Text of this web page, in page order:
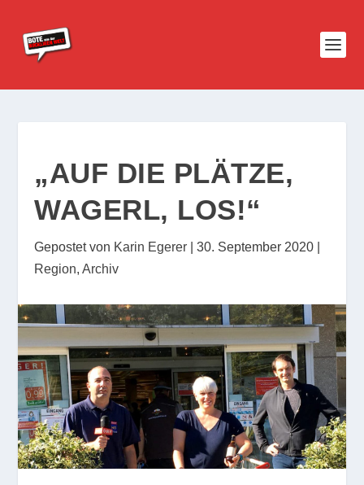
„AUF DIE PLÄTZE,
WAGERL, LOS!“
Gepostet von Karin Egerer |30. September 2020
Region,Archiv